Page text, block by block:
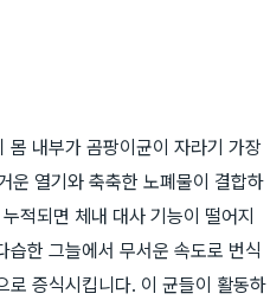
몸 내부가 곰팡이균이 자라기 가장
운 열기와 축축한 노폐물이 결합하
적되면 체내 대사 기능이 떨어지
한 그늘에서 무서운 속도로 번식
로 증식시킵니다. 이 균들이 활동하